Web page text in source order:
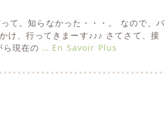
て。知らなかった・・・。 なので、パ
け、行ってきまーす♪♪♪ さてさて、接
ら現在の … En Savoir Plus